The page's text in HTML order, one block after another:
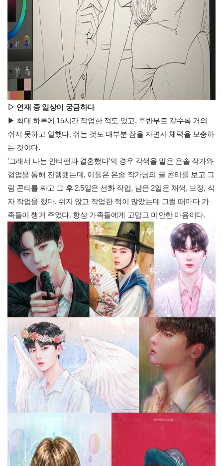
▷ 연재 중 일상이 궁금하다
▶ 최대 하루에 15시간 작업한 적도 있고, 후반부로 갈수록 거의
쉬지 못하고 일했다. 쉬는 것도 대부분 잠을 자면서 체력을 보충하
는 것이다.
'그래서 나는 안티팬과 결혼했다'의 경우 각색을 맡은 은솔 작가와
협업을 통해 진행했는데, 이틀은 은솔 작가님의 글 콘티를 보고 그
림 콘티를 짜고 그 후 2.5일은 선화 작업, 남은 2일은 채색, 보정, 식
자 작업을 했다. 쉬지 않고 작업한 적이 많았는데 그럴 때마다 가
족들이 챙겨 주었다. 항상 가족들에게 고맙고 미안한 마음이다.